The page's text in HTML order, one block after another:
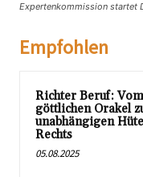
Expertenkommission startet
Empfohlen
Richter Beruf: Vom
göttlichen Orakel
unabhängigen
Rechts
05.08.2025